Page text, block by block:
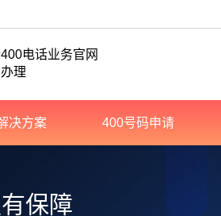
电话业务官网
理
决方案 400号码申请
保障